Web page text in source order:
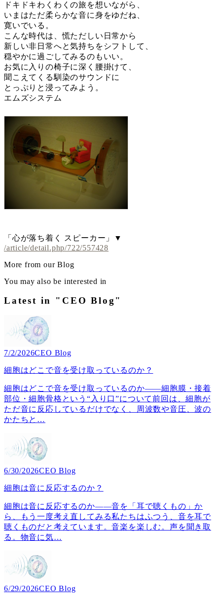
ドキドキわくわくの旅を想いながら、
いまはただ柔らかな音に身をゆだね、
寛いでいる。
こんな時代は、慌ただしい日常から
新しい非日常へと気持ちをシフトして、
穏やかに過ごしてみるのもいい。
お気に入りの椅子に深く腰掛けて、
聞こえてくる馴染のサウンドに
とっぷりと浸ってみよう。
エムズシステム
「心が落ち着く スピーカー」▼
/article/detail.php/722/557428
More from our Blog
You may also be interested in
Latest in "CEO Blog"
7/2/2026CEO Blog
細胞はどこで音を受け取っているのか？
細胞はどこで音を受け取っているのか――細胞膜・接着
部位・細胞骨格という“入り口”について前回は、細胞が
ただ音に反応しているだけでなく、周波数や音圧、波の
かたちと …
6/30/2026CEO Blog
細胞は音に反応するのか？
細胞は音に反応するのか――音を「耳で聴くもの」か
ら、もう一度考え直してみる私たちはふつう、音を耳で
聴くものだと考えています。音楽を楽しむ。声を聞き取
る。物音に気…
6/29/2026CEO Blog